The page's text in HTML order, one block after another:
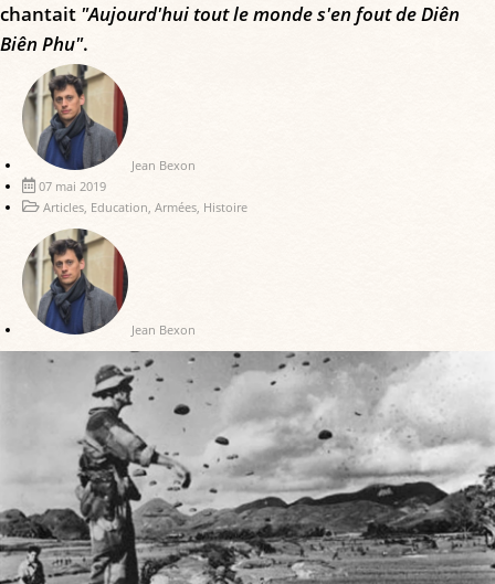
chantait "Aujourd'hui tout le monde s'en fout de Diên
Biên Phu".
Jean Bexon
07 mai 2019
Articles, Education, Armées, Histoire
Jean Bexon